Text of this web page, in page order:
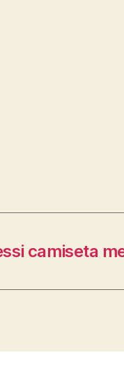
camiseta